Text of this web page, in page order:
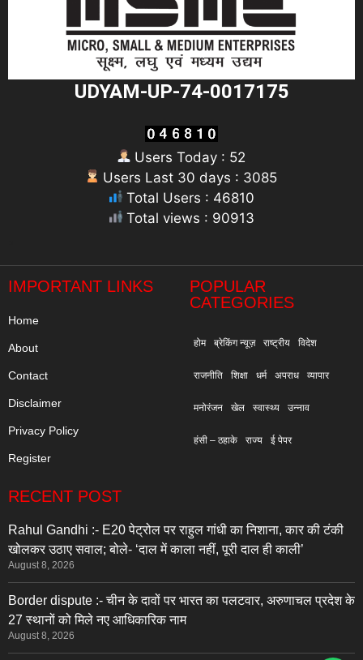
UDYAM-UP-74-0017175
Users Today : 52
Users Last 30 days : 3085
Total Users : 46810
Total views : 90913
IMPORTANT LINKS
Home
About
Contact
Disclaimer
Privacy Policy
Register
POPULAR
CATEGORIES
होम ब्रेकिंग न्यूज़ राष्ट्रीय विदेश
राजनीति शिक्षा धर्म अपराध व्यापार
मनोरंजन खेल स्वास्थ्य उन्नाव
हंसी – ठहाके राज्य ई पेपर
RECENT POST
Rahul Gandhi :- E20 पेट्रोल पर राहुल गांधी का निशाना, कार की टंकी
खोलकर उठाए सवाल; बोले- ‘दाल में काला नहीं, पूरी दाल ही काली’
August 8, 2026
Border dispute :- चीन के दावों पर भारत का पलटवार, अरुणाचल प्रदेश के
27 स्थानों को मिले नए आधिकारिक नाम
August 8, 2026